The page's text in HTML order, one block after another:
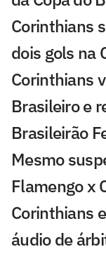
Corinthians
dois gols na
Corinthians
Brasileiro e
Brasileirão
Mesmo
Flamengo x
Corinthians
áudio de